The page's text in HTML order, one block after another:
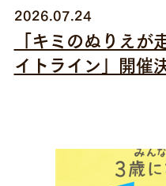
2026.07.24
「キミのぬりえが
イトライン」開催